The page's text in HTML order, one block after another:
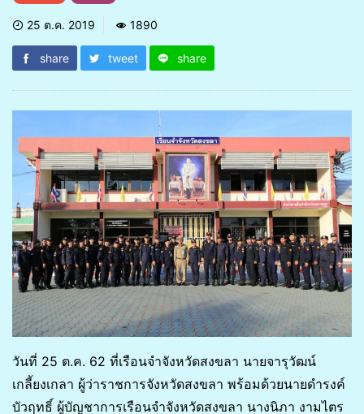
25 ต.ค. 2019 1890
share tweet share
วันที่ 25 ต.ค. 62 ที่เรือนจำจังหวัดสงขลา นายจารุวัฒน์
เกลี้ยงเกลา ผู้ว่าราชการจังหวัดสงขลา พร้อมด้วยนายดำรงค์
บัวฤทธิ์ ผู้บัญชาการเรือนจำจังหวัดสงขลา นางนิภา งามไตร